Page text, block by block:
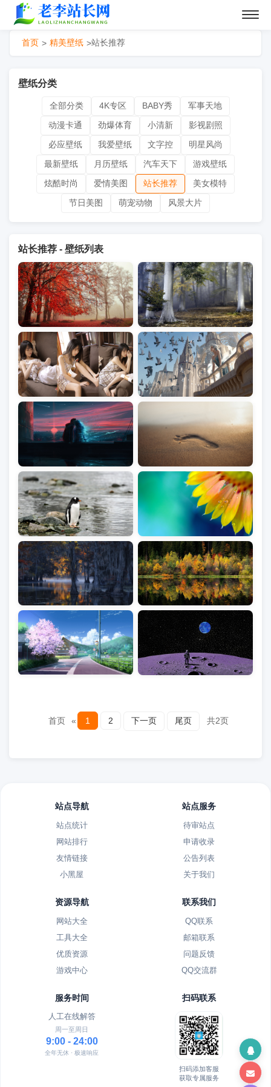
首页 > 精美壁纸 >站长推荐
壁纸分类
全部分类 4K专区 BABY秀
军事天地
动漫卡通
劲爆体育 小清新
影视剧照
必应壁纸
我爱壁纸 文字控
明星风尚
最新壁纸
月历壁纸 汽车天下
游戏壁纸
炫酷时尚
爱情美图 站长推荐
美女模特
节日美图
萌宠动物 风景大片
站长推荐 - 壁纸列表
首页 « 1 2 下一页 尾页 共2页
站点导航
站点统计
网站排行
友情链接
小黑屋
站点服务
待审站点
申请收录
公告列表
关于我们
资源导航
网站大全
工具大全
优质资源
游戏中心
联系我们
QQ联系
邮箱联系
问题反馈
QQ交流群
服务时间
人工在线解答
周一至周日
9:00 - 24:00
全年无休 · 极速响应
扫码联系
扫码添加客服
获取专属服务